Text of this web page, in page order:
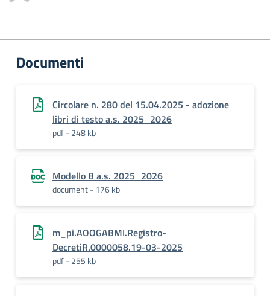
Documenti
Circolare n. 280 del 15.04.2025 - adozione
libri di testo a.s. 2025_2026
pdf - 248 kb
Modello B a.s. 2025_2026
document - 176 kb
m_pi.AOOGABMI.Registro-
DecretiR.0000058.19-03-2025
pdf - 255 kb